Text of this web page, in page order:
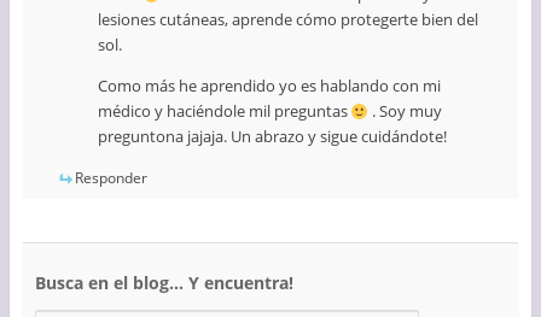
lesiones cutáneas, aprende cómo protegerte bien del
sol.
Como más he aprendido yo es hablando con mi
médico y haciéndole mil preguntas
. Soy muy
preguntona jajaja. Un abrazo y sigue cuidándote!
Responder
Busca en el blog… Y encuentra!